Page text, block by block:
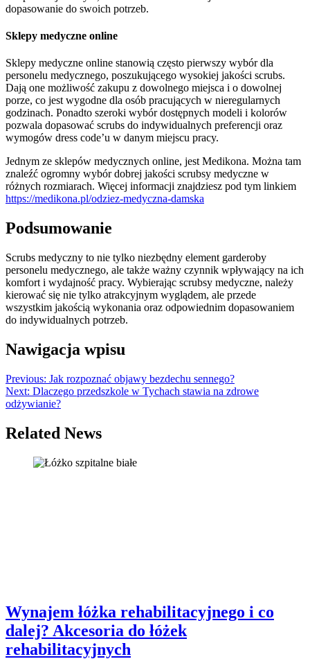
dopasowanie do swoich potrzeb.
Sklepy medyczne online
Sklepy medyczne online stanowią często pierwszy wybór dla
personelu medycznego, poszukującego wysokiej jakości scrubs.
Dają one możliwość zakupu z dowolnego miejsca i o dowolnej
porze, co jest wygodne dla osób pracujących w nieregularnych
godzinach. Ponadto szeroki wybór dostępnych modeli i kolorów
pozwala dopasować scrubs do indywidualnych preferencji oraz
wymogów dress code’u w danym miejscu pracy.
Jednym ze sklepów medycznych online, jest Medikona. Można tam
znaleźć ogromny wybór dobrej jakości scrubsy medyczne w
różnych rozmiarach. Więcej informacji znajdziesz pod tym linkiem
https://medikona.pl/odziez-medyczna-damska
Podsumowanie
Scrubs medyczny to nie tylko niezbędny element garderoby
personelu medycznego, ale także ważny czynnik wpływający na ich
komfort i wydajność pracy. Wybierając scrubsy medyczne, należy
kierować się nie tylko atrakcyjnym wyglądem, ale przede
wszystkim jakością wykonania oraz odpowiednim dopasowaniem
do indywidualnych potrzeb.
Nawigacja wpisu
Previous: Jak rozpoznać objawy bezdechu sennego?
Next: Dlaczego przedszkole w Tychach stawia na zdrowe
odżywianie?
Related News
Wynajem łóżka rehabilitacyjnego i co
dalej? Akcesoria do łóżek
rehabilitacyjnych